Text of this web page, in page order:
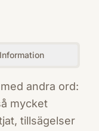
Information
andra ord:
mycket
tillsägelser